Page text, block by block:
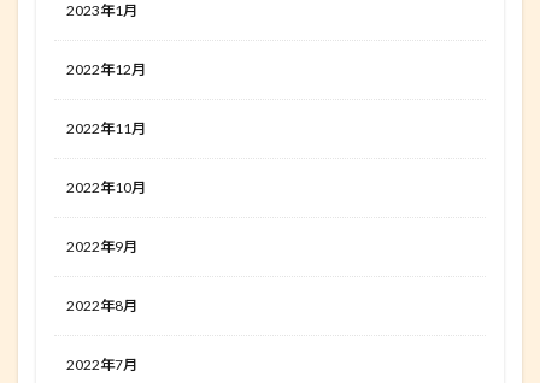
2023年1月
2022年12月
2022年11月
2022年10月
2022年9月
2022年8月
2022年7月